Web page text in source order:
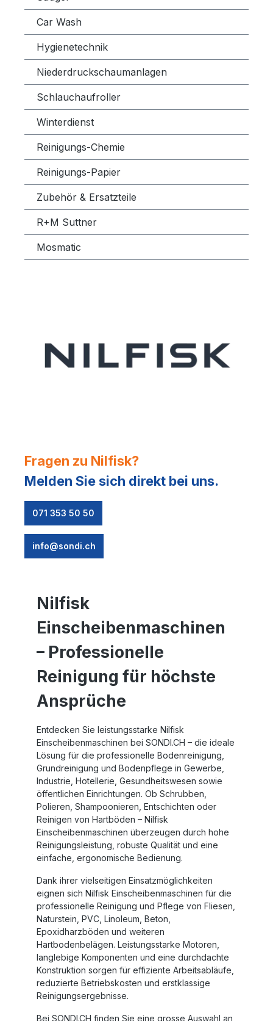
Car Wash
Hygienetechnik
Niederdruckschaumanlagen
Schlauchaufroller
Winterdienst
Reinigungs-Chemie
Reinigungs-Papier
Zubehör & Ersatzteile
R+M Suttner
Mosmatic
Fragen zu Nilfisk?
Melden Sie sich direkt bei uns.
071 353 50 50
info@sondi.ch
Nilfisk
Einscheibenmaschinen
– Professionelle
Reinigung für höchste
Ansprüche
Entdecken Sie leistungsstarke Nilfisk
Einscheibenmaschinen bei SONDI.CH – die ideale
Lösung für die professionelle Bodenreinigung
Grundreinigung und Bodenpflege in Gewerbe,
Industrie, Hotellerie, Gesundheitswesen sowie
öffentlichen Einrichtungen. Ob Schrubben,
Polieren, Shampoonieren, Entschichten oder
Reinigen von Hartböden – Nilfisk
Einscheibenmaschinen überzeugen durch hohe
Reinigungsleistung, robuste Qualität und eine
einfache, ergonomische Bedienung.
Dank ihrer vielseitigen Einsatzmöglichkeiten
eignen sich Nilfisk Einscheibenmaschinen für die
professionelle Reinigung und Pflege von Fliesen,
Naturstein, PVC, Linoleum, Beton,
Epoxidharzböden und weiteren
Hartbodenbelägen. Leistungsstarke Motoren,
langlebige Komponenten und eine durchdachte
Konstruktion sorgen für effiziente Arbeitsabläufe,
reduzierte Betriebskosten und erstklassige
Reinigungsergebnisse.
Bei SONDI.CH finden Sie eine grosse Auswahl an